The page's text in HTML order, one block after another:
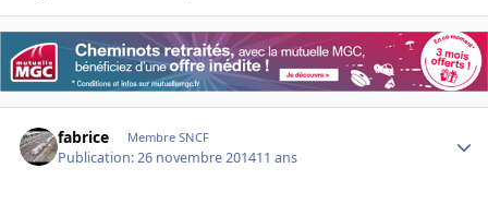
fabrice Membre SNCF
Publication:26 novembre 201411 ans